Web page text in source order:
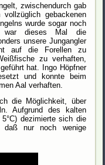
zwischendurch gab
gebackenen
wurde sogar noch
war dieses Mal die
unsere Jungangler
auf die Forellen zu
zu verhaften,
hat. Ingo Höpfner
und konnte beim
Aal verhaften.
die Möglichkeit, über
Aufgrund des kalten
dezimierte sich die
nur noch wenige